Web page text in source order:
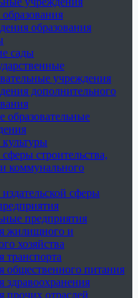
образования
сады
учреждения
дополнительного
образовательные
строительства,
коммунального
сферы
предприятия
жилищного и
хозяйства
транспорта
общественного питания
здравоохранения
прочих отраслей